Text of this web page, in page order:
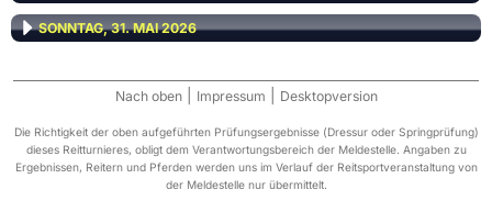
SONNTAG, 31. MAI 2026
Nach oben Impressum Desktopversion
Die Richtigkeit der oben aufgeführten Prüfungsergebnisse (Dressur oder Springprüfung)
dieses Reitturnieres, obligt dem Verantwortungsbereich der Meldestelle. Angaben zu
Ergebnissen, Reitern und Pferden werden uns im Verlauf der Reitsportveranstaltung von
der Meldestelle nur übermittelt.